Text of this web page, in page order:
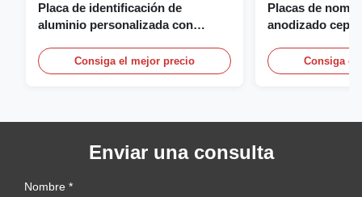
Placa de identificación de
aluminio personalizada con
Consiga el mejor precio
Placas de
anodizado
con logotipo
Consiga el
Enviar una consulta
Nombre *